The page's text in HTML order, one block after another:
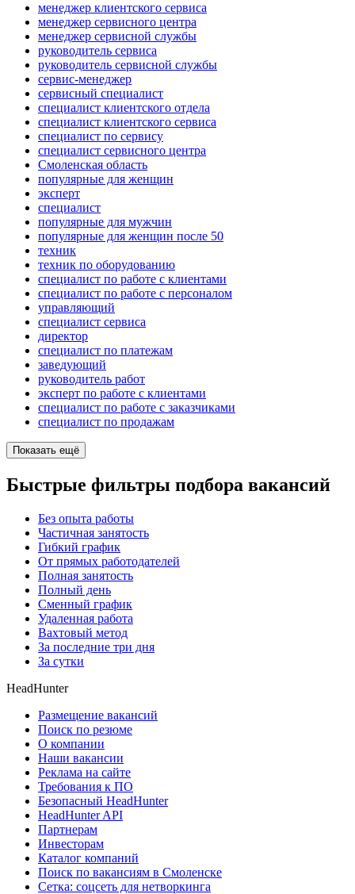
менеджер клиентского сервиса
менеджер сервисного центра
менеджер сервисной службы
руководитель сервиса
руководитель сервисной службы
сервис-менеджер
сервисный специалист
специалист клиентского отдела
специалист клиентского сервиса
специалист по сервису
специалист сервисного центра
Смоленская область
популярные для женщин
эксперт
специалист
популярные для мужчин
популярные для женщин после 50
техник
техник по оборудованию
специалист по работе с клиентами
специалист по работе с персоналом
управляющий
специалист сервиса
директор
специалист по платежам
заведующий
руководитель работ
эксперт по работе с клиентами
специалист по работе с заказчиками
специалист по продажам
Показать ещё
Быстрые фильтры подбора вакансий
Без опыта работы
Частичная занятость
Гибкий график
От прямых работодателей
Полная занятость
Полный день
Сменный график
Удаленная работа
Вахтовый метод
За последние три дня
За сутки
HeadHunter
Размещение вакансий
Поиск по резюме
О компании
Наши вакансии
Реклама на сайте
Требования к ПО
Безопасный HeadHunter
HeadHunter API
Партнерам
Инвесторам
Каталог компаний
Поиск по вакансиям в Смоленске
Сетка: соцсеть для нетворкинга